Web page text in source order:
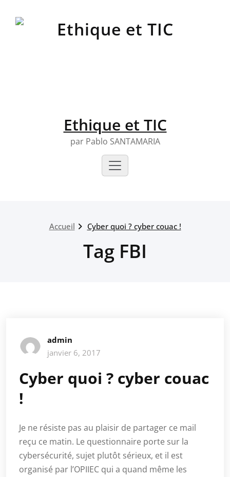
Ethique et TIC
par Pablo SANTAMARIA
Accueil Cyber quoi ? cyber couac !
Tag FBI
admin
janvier 6, 2017
Cyber quoi ? cyber couac
!
Je ne résiste pas au plaisir de partager ce mail
reçu ce matin. Le questionnaire porte sur la
cybersécurité, sujet plutôt sérieux, et il est
organisé par l’OPIIEC qui a quand même les